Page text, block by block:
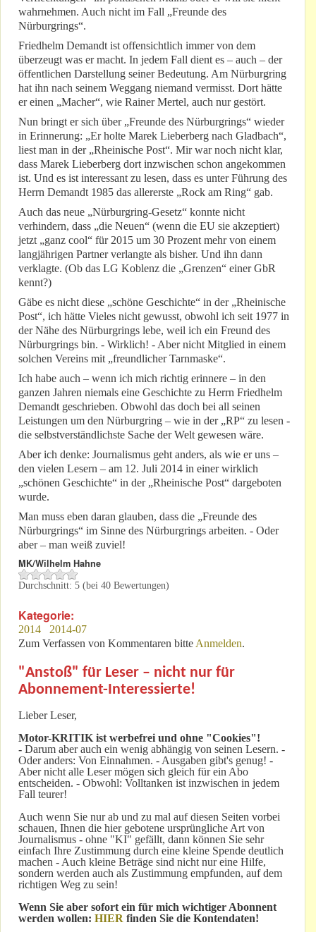
wahrnehmen. Auch nicht im Fall „Freunde des
Nürburgrings“.
Friedhelm Demandt ist offensichtlich immer von dem
überzeugt was er macht. In jedem Fall dient es – auch – der
öffentlichen Darstellung seiner Bedeutung. Am Nürburgring
hat ihn nach seinem Weggang niemand vermisst. Dort hätte
er einen „Macher“, wie Rainer Mertel, auch nur gestört.
Nun bringt er sich über „Freunde des Nürburgrings“ wieder
in Erinnerung: „Er holte Marek Lieberberg nach Gladbach“,
liest man in der „Rheinische Post“. Mir war noch nicht klar,
dass Marek Lieberberg dort inzwischen schon angekommen
ist. Und es ist interessant zu lesen, dass es unter Führung des
Herrn Demandt 1985 das allererste „Rock am Ring“ gab.
Auch das neue „Nürburgring-Gesetz“ konnte nicht
verhindern, dass „die Neuen“ (wenn die EU sie akzeptiert)
jetzt „ganz cool“ für 2015 um 30 Prozent mehr von einem
langjährigen Partner verlangte als bisher. Und ihn dann
verklagte. (Ob das LG Koblenz die „Grenzen“ einer GbR
kennt?)
Gäbe es nicht diese „schöne Geschichte“ in der „Rheinische
Post“, ich hätte Vieles nicht gewusst, obwohl ich seit 1977 in
der Nähe des Nürburgrings lebe, weil ich ein Freund des
Nürburgrings bin. - Wirklich! - Aber nicht Mitglied in einem
solchen Vereins mit „freundlicher Tarnmaske“.
Ich habe auch – wenn ich mich richtig erinnere – in den
ganzen Jahren niemals eine Geschichte zu Herrn Friedhelm
Demandt geschrieben. Obwohl das doch bei all seinen
Leistungen um den Nürburgring – wie in der „RP“ zu lesen -
die selbstverständlichste Sache der Welt gewesen wäre.
Aber ich denke: Journalismus geht anders, als wie er uns –
den vielen Lesern – am 12. Juli 2014 in einer wirklich
„schönen Geschichte“ in der „Rheinische Post“ dargeboten
wurde.
Man muss eben daran glauben, dass die „Freunde des
Nürburgrings“ im Sinne des Nürburgrings arbeiten. - Oder
aber – man weiß zuviel!
MK/Wilhelm Hahne
Durchschnitt: 5 (bei 40 Bewertungen)
Kategorie:
2014
2014-07
Zum Verfassen von Kommentaren bitte Anmelden.
"Anstoß" für Leser – nicht nur für
Abonnement-Interessierte!
Lieber Leser,
Motor-KRITIK ist werbefrei und ohne "Cookies"!
- Darum aber auch ein wenig abhängig von seinen Lesern. -
Oder anders: Von Einnahmen. - Ausgaben gibt's genug! -
Aber nicht alle Leser mögen sich gleich für ein Abo
entscheiden. - Obwohl: Volltanken ist inzwischen in jedem
Fall teurer!
Auch wenn Sie nur ab und zu mal auf diesen Seiten vorbei
schauen, Ihnen die hier gebotene ursprüngliche Art von
Journalismus - ohne "KI" gefällt, dann können Sie sehr
einfach Ihre Zustimmung durch eine kleine Spende deutlich
machen - Auch kleine Beträge sind nicht nur eine Hilfe,
sondern werden auch als Zustimmung empfunden, auf dem
richtigen Weg zu sein!
Wenn Sie aber sofort ein für mich wichtiger Abonnent
werden wollen: HIER finden Sie die Kontendaten!